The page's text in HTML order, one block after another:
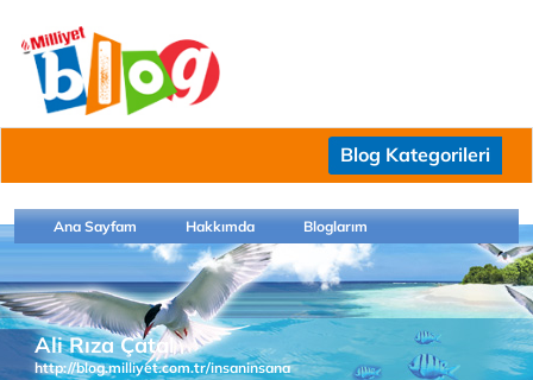
Blog Kategorileri
Ana Sayfam Hakkımda Bloglarım
Ali Rıza Çatal
http://blog.milliyet.com.tr/insaninsana